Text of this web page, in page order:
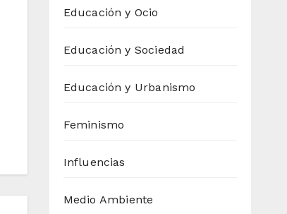
Educación y Ocio
Educación y Sociedad
Educación y Urbanismo
Feminismo
Influencias
Medio Ambiente